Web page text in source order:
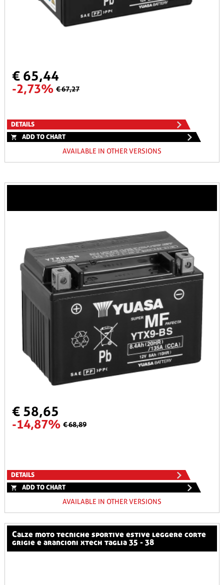
€ 65,44
-2,73% € 67,27
DETAILS
ADD TO CHART
AVAILABLE IN OTHER VERSIONS
€ 58,65
-14,87% € 68,89
DETAILS
ADD TO CHART
AVAILABLE IN OTHER VERSIONS
calze moto tecniche sportive estive leggere corte
grigie e arancioni xtech taglia 35 - 38